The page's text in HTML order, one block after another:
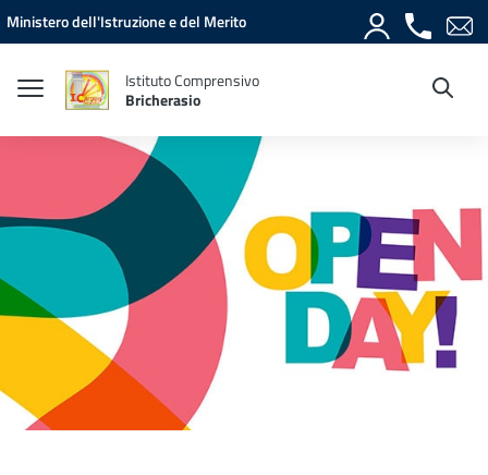
Vai ai contenuti
Vai al menu di navigazione
Vai al footer
Ministero dell'Istruzione e del Merito
Istituto Comprensivo
Bricherasio